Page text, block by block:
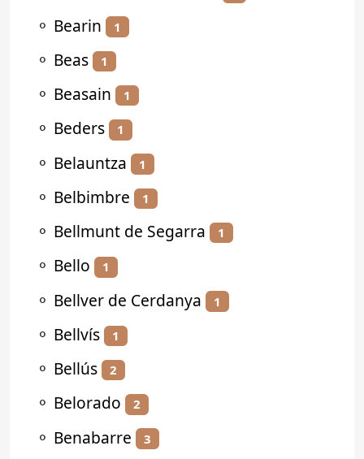
⚬ Bearin 1
⚬ Beas 1
⚬ Beasain 1
⚬ Beders 1
⚬ Belauntza 1
⚬ Belbimbre 1
⚬ Bellmunt de Segarra 1
⚬ Bello 1
⚬ Bellver de Cerdanya 1
⚬ Bellvís 1
⚬ Bellús 2
⚬ Belorado 2
⚬ Benabarre 3